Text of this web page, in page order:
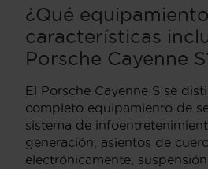
¿Qué
características
Porsche Cayenne
El Porsche Cayenne S se
completo equipamiento de
sistema de
generación, asientos de
electrónicamente,